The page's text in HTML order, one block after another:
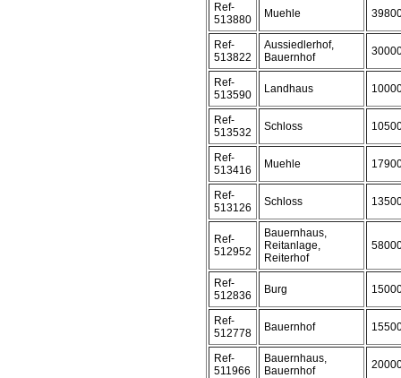
Ref-
513880
Muehle
Ref-
513822
Aussiedlerhof,
Bauernhof
Ref-
513590
Landhaus
Ref-
513532
Schloss
Ref-
513416
Muehle
Ref-
513126
Schloss
Ref-
512952
Bauernhaus,
Reitanlage,
Reiterhof
Ref-
512836
Burg
Ref-
512778
Bauernhof
Ref-
511966
Bauernhaus,
Bauernhof